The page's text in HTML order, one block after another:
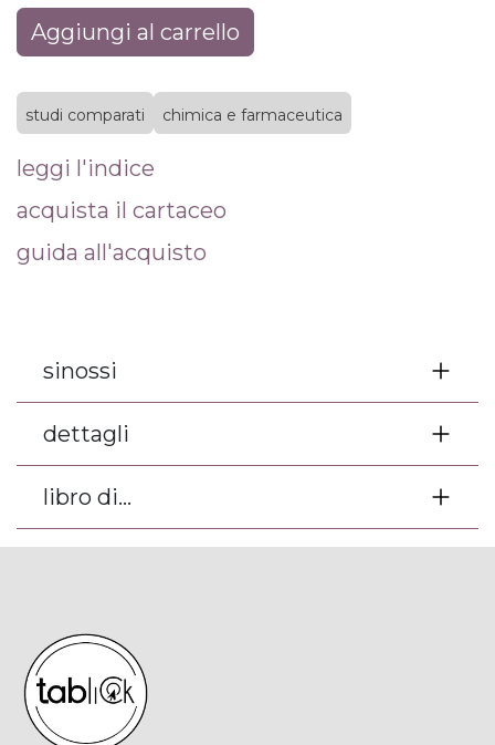
Aggiungi al carrello
studi comparati chimica e farmaceutica
leggi l'indice
acquista il cartaceo
guida all'acquisto
sinossi
dettagli
libro di...